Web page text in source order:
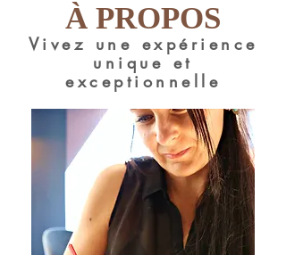
À PROPOS
Vivez une expérience
unique et
exceptionnelle